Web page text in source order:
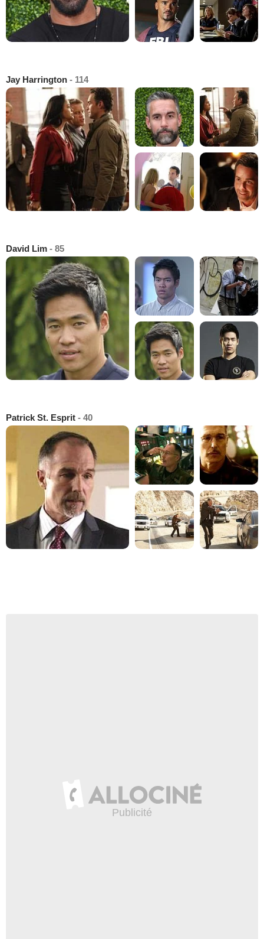
Jay Harrington - 114
David Lim - 85
Patrick St. Esprit - 40